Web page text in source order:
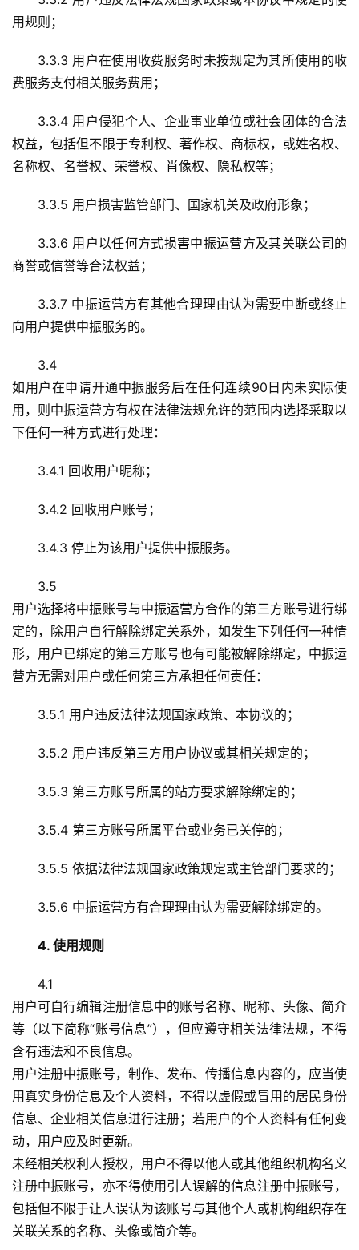
用规则；
3.3.3 用户在使用收费服务时未按规定为其所使用的收
费服务支付相关服务费用；
3.3.4 用户侵犯个人、企业事业单位或社会团体的合法
权益，包括但不限于专利权、著作权、商标权，或姓名权、
名称权、名誉权、荣誉权、肖像权、隐私权等；
3.3.5 用户损害监管部门、国家机关及政府形象；
3.3.6 用户以任何方式损害中振运营方及其关联公司的
商誉或信誉等合法权益；
3.3.7 中振运营方有其他合理理由认为需要中断或终止
向用户提供中振服务的。
3.4
如用户在申请开通中振服务后在任何连续90日内未实际使
用，则中振运营方有权在法律法规允许的范围内选择采取以
下任何一种方式进行处理：
3.4.1 回收用户昵称；
3.4.2 回收用户账号；
3.4.3 停止为该用户提供中振服务。
3.5
用户选择将中振账号与中振运营方合作的第三方账号进行绑
定的，除用户自行解除绑定关系外，如发生下列任何一种情
形，用户已绑定的第三方账号也有可能被解除绑定，中振运
营方无需对用户或任何第三方承担任何责任：
3.5.1 用户违反法律法规国家政策、本协议的；
3.5.2 用户违反第三方用户协议或其相关规定的；
3.5.3 第三方账号所属的站方要求解除绑定的；
3.5.4 第三方账号所属平台或业务已关停的；
3.5.5 依据法律法规国家政策规定或主管部门要求的；
3.5.6 中振运营方有合理理由认为需要解除绑定的。
4. 使用规则
4.1
用户可自行编辑注册信息中的账号名称、昵称、头像、简介
等（以下简称“账号信息”），但应遵守相关法律法规，不得
含有违法和不良信息。
用户注册中振账号，制作、发布、传播信息内容的，应当使
用真实身份信息及个人资料，不得以虚假或冒用的居民身份
信息、企业相关信息进行注册；若用户的个人资料有任何变
动，用户应及时更新。
未经相关权利人授权，用户不得以他人或其他组织机构名义
注册中振账号，亦不得使用引人误解的信息注册中振账号，
包括但不限于让人误认为该账号与其他个人或机构组织存在
关联关系的名称、头像或简介等。